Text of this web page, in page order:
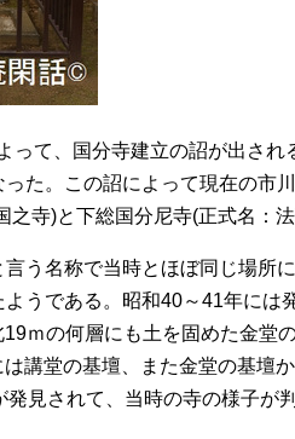
って、国分寺建立の詔が出さ
た。この詔によって現在の市
寺)と下総国分尼寺(正式名：法
う名称で当時とほぼ同じ場所
うである。昭和40～41年には
ｍの何層にも土を固めた金堂
講堂の基壇、また金堂の基壇
見されて、当時の寺の様子が